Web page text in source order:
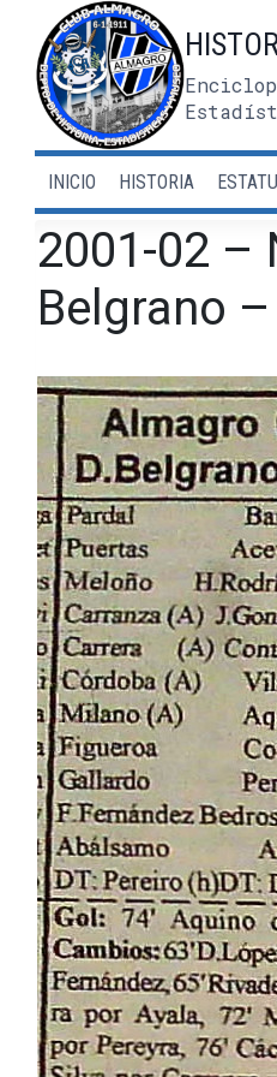
contenido
INICIO HISTORIA
2001-02 –
Belgrano